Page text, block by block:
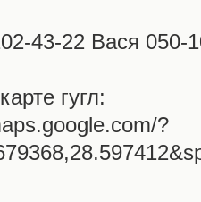
43-22 Вася 050-
гугл:
?